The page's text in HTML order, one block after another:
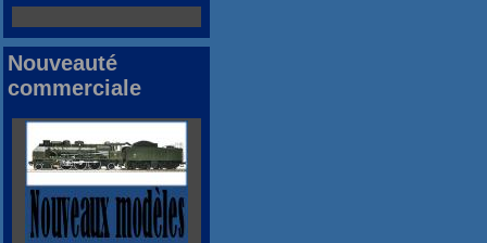
Nouveauté
commerciale